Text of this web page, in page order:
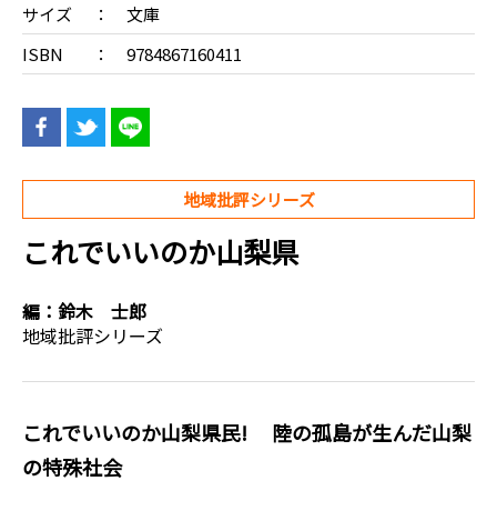
サイズ
文庫
ISBN
9784867160411
地域批評シリーズ
これでいいのか山梨県
編： 鈴木 士郎
地域批評シリーズ
これでいいのか山梨県民! 陸の孤島が生んだ山梨
の特殊社会